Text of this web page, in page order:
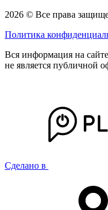
2026 © Все права
Политика
Вся информация на
не является публичной
Сделано в